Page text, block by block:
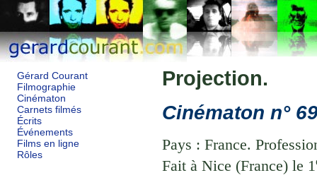
Gérard Courant
Filmographie
Cinématon
Carnets filmés
Écrits
Événements
Films en ligne
Rôles
Projection.
Cinématon n°
Pays : France.
Fait à Nice (France) le 1